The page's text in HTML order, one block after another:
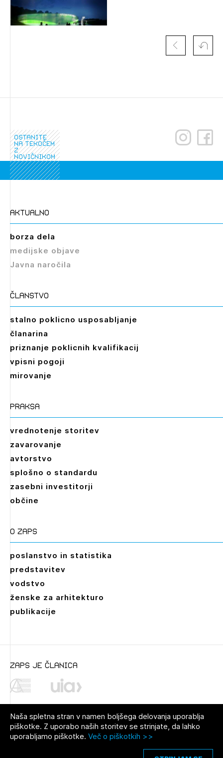
A_B_natecajni_pogoji
A_B_priloga_1_tabela_povrsin.pdf
ostanite
na tekočem
z
novičnikom
aktualno
borza dela
medijske objave
Javna naročila
članstvo
stalno poklicno usposabljanje
članarina
priznanje poklicnih kvalifikacij
vpisni pogoji
mirovanje
praksa
vrednotenje storitev
zavarovanje
avtorstvo
splošno o standardu
zasebni investitorji
občine
O zaps
poslanstvo in statistika
predstavitev
vodstvo
ženske za arhitekturo
publikacije
zaps je članica
© 2021 Zbornica za arhitekturo in
Pravno obvestilo
Piškotki
Naša spletna stran v namen boljšega delovanja uporablja
piškotke. Z uporabo naših storitev se strinjate, da lahko
uporabljamo piškotke. Več o piškotkih >>